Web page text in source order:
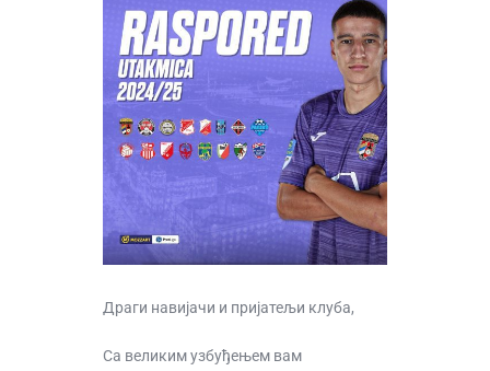
Драги навијачи и пријатељи клуба,
Са великим узбуђењем вам